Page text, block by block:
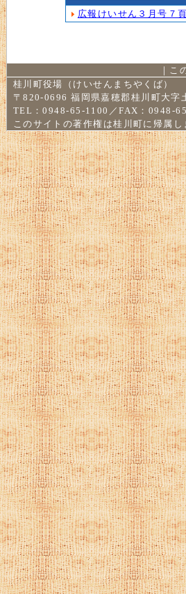
広報けいせん３月号７頁
｜ こ
桂川町役場（けいせんまちやくば）
〒820-0696 福岡県嘉穂郡桂川町大字
TEL：0948-65-1100／FAX：0948-
このサイトの著作権は桂川町に帰属し